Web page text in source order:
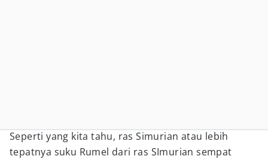
Seperti yang kita tahu, ras Simurian atau lebih
tepatnya suku Rumel dari ras SImurian sempat